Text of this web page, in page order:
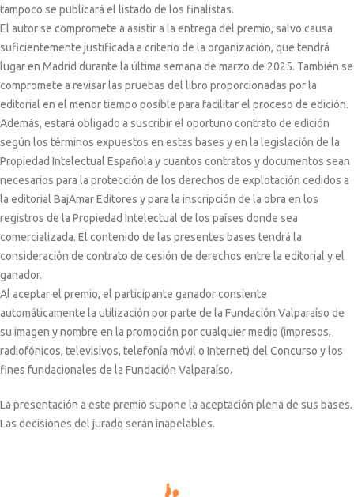
tampoco se publicará el listado de los finalistas.
El autor se compromete a asistir a la entrega del premio, salvo causa
suficientemente justificada a criterio de la organización, que tendrá
lugar en Madrid durante la última semana de marzo de 2025. También se
compromete a revisar las pruebas del libro proporcionadas por la
editorial en el menor tiempo posible para facilitar el proceso de edición.
Además, estará obligado a suscribir el oportuno contrato de edición
según los términos expuestos en estas bases y en la legislación de la
Propiedad Intelectual Española y cuantos contratos y documentos sean
necesarios para la protección de los derechos de explotación cedidos a
la editorial BajAmar Editores y para la inscripción de la obra en los
registros de la Propiedad Intelectual de los países donde sea
comercializada. El contenido de las presentes bases tendrá la
consideración de contrato de cesión de derechos entre la editorial y el
ganador.
Al aceptar el premio, el participante ganador consiente
automáticamente la utilización por parte de la Fundación Valparaíso de
su imagen y nombre en la promoción por cualquier medio (impresos,
radiofónicos, televisivos, telefonía móvil o Internet) del Concurso y los
fines fundacionales de la Fundación Valparaíso.
La presentación a este premio supone la aceptación plena de sus bases.
Las decisiones del jurado serán inapelables.